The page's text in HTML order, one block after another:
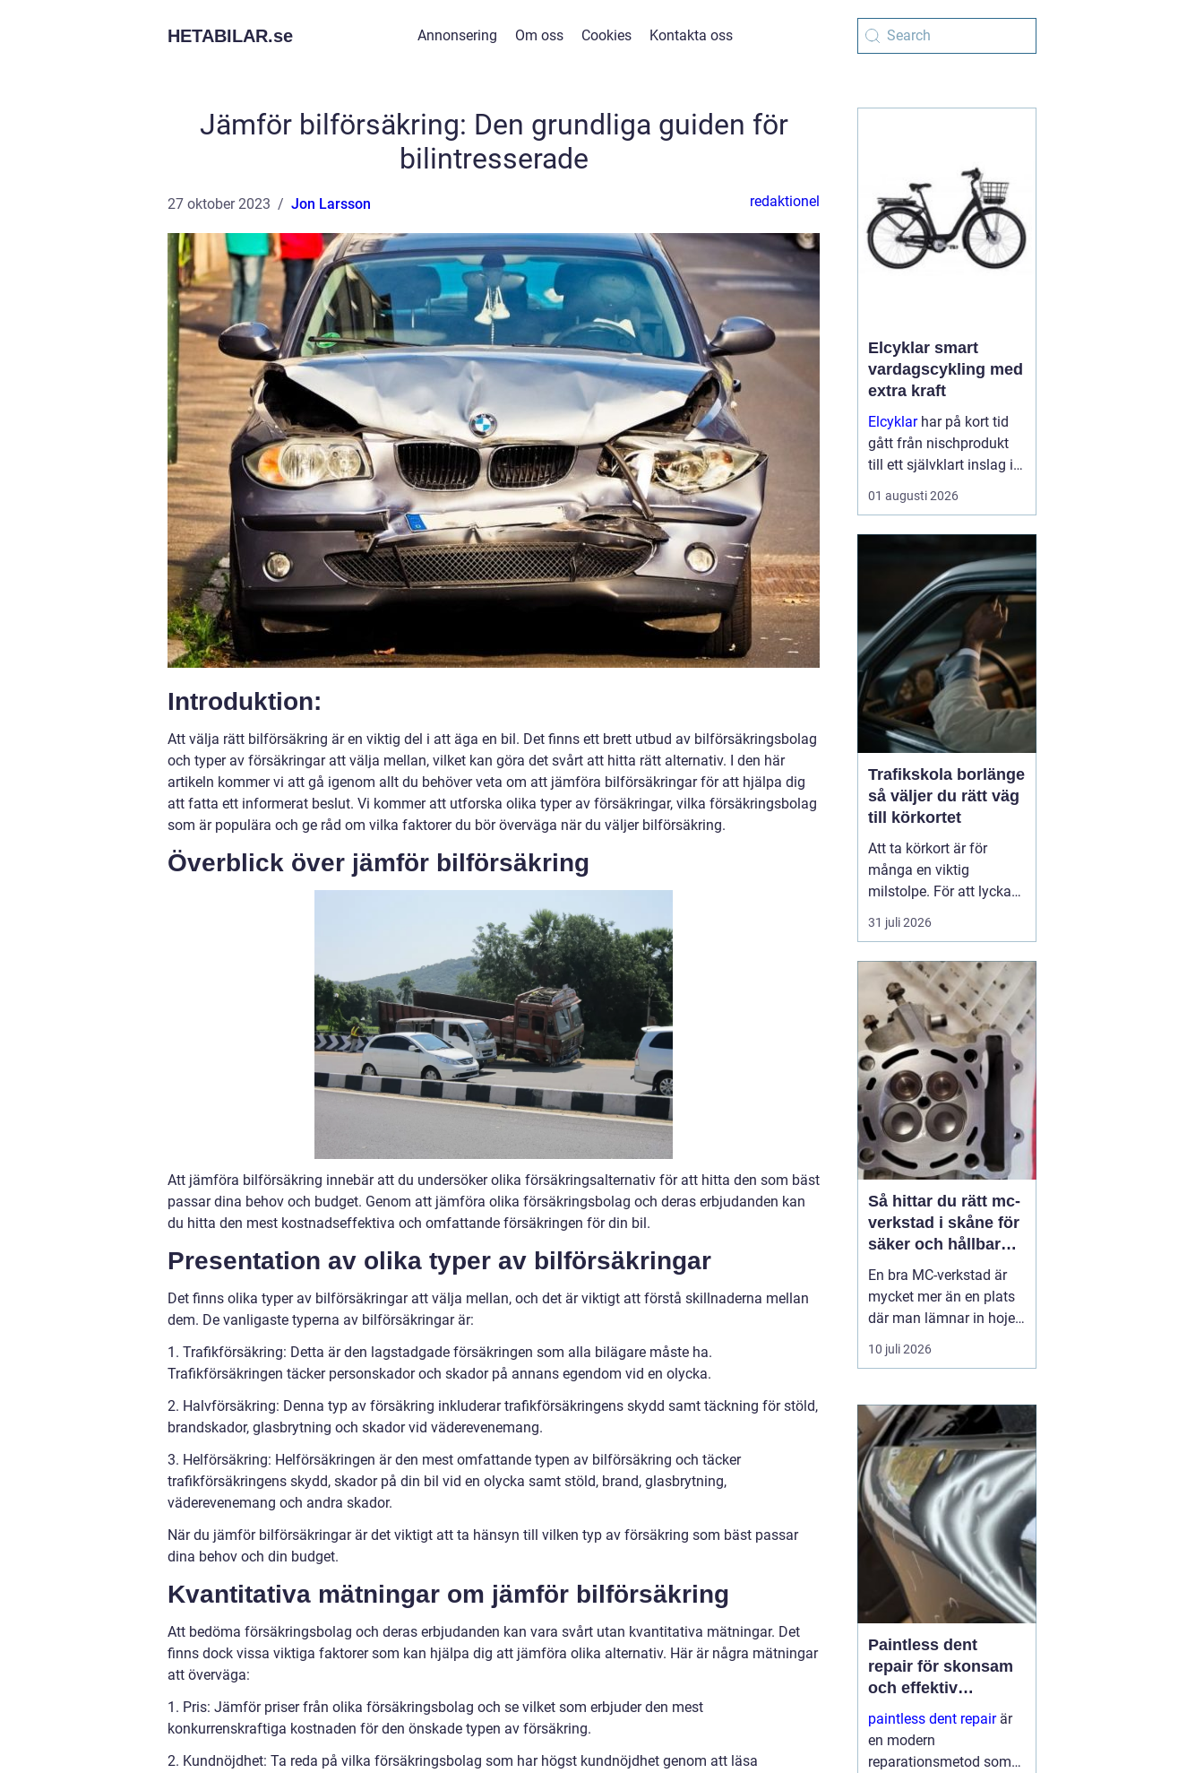
HETABILAR.se Annonsering Om oss Cookies Kontakta oss
Jämför bilförsäkring: Den grundliga guiden för
bilintresserade
27 oktober 2023 Jon Larsson redaktionel
Introduktion:
Att välja rätt bilförsäkring är en viktig del i att äga en bil. Det finns ett brett utbud av bilförsäkringsbolag
och typer av försäkringar att välja mellan, vilket kan göra det svårt att hitta rätt alternativ. I den här
artikeln kommer vi att gå igenom allt du behöver veta om att jämföra bilförsäkringar för att hjälpa dig
att fatta ett informerat beslut. Vi kommer att utforska olika typer av försäkringar, vilka försäkringsbolag
som är populära och ge råd om vilka faktorer du bör överväga när du väljer bilförsäkring.
Överblick över jämför bilförsäkring
Att jämföra bilförsäkring innebär att du undersöker olika försäkringsalternativ för att hitta den som bäst
passar dina behov och budget. Genom att jämföra olika försäkringsbolag och deras erbjudanden kan
du hitta den mest kostnadseffektiva och omfattande försäkringen för din bil.
Presentation av olika typer av bilförsäkringar
Det finns olika typer av bilförsäkringar att välja mellan, och det är viktigt att förstå skillnaderna mellan
dem. De vanligaste typerna av bilförsäkringar är:
1. Trafikförsäkring: Detta är den lagstadgade försäkringen som alla bilägare måste ha.
Trafikförsäkringen täcker personskador och skador på annans egendom vid en olycka.
2. Halvförsäkring: Denna typ av försäkring inkluderar trafikförsäkringens skydd samt täckning för stöld,
brandskador, glasbrytning och skador vid väderevenemang.
3. Helförsäkring: Helförsäkringen är den mest omfattande typen av bilförsäkring och täcker
trafikförsäkringens skydd, skador på din bil vid en olycka samt stöld, brand, glasbrytning,
väderevenemang och andra skador.
När du jämför bilförsäkringar är det viktigt att ta hänsyn till vilken typ av försäkring som bäst passar
dina behov och din budget.
Kvantitativa mätningar om jämför bilförsäkring
Att bedöma försäkringsbolag och deras erbjudanden kan vara svårt utan kvantitativa mätningar. Det
finns dock vissa viktiga faktorer som kan hjälpa dig att jämföra olika alternativ. Här är några mätningar
att överväga:
1. Pris: Jämför priser från olika försäkringsbolag och se vilket som erbjuder den mest
konkurrenskraftiga kostnaden för den önskade typen av försäkring.
2. Kundnöjdhet: Ta reda på vilka försäkringsbolag som har högst kundnöjdhet genom att läsa
Elcyklar smart
vardagscykling med
extra kraft
Elcyklarhar på kort tid
gått från nischprodukt
till ett självklart inslag i
många städer och
samhällen.
elassistans gör det
enklare att välja cykeln i
01 augusti 2026
Trafikskola borlänge
så väljer du rätt väg
till körkortet
Att ta körkort är för
många en viktig
milstolpe. För att lyckas
på ett tryggt och
effektivt sätt spelar valet
Den som söker en
Trafikskola Borlänge
möter i dag många
alternativ, med a...
31 juli 2026
Så hittar du rätt mc-
verkstad i skåne för
säker och hållbar
körning
En bra MC-verkstad är
mycket mer än en plats
där man lämnar in hojen
när något går sönder.
För många förare i
trygghet, säkerhet och
körglädje under lång tid
framöver. En
genomtänkt serviceplan
förlänger livslängden på
motorcykel...
10 juli 2026
Paintless dent
repair för skonsam
och effektiv
reparation av
bucklor
paintless dent repairär
en modern
reparationsmetod som